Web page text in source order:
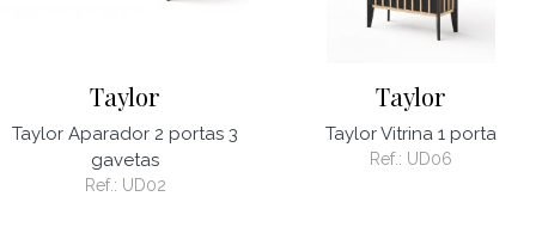
Taylor
Taylor Aparador 2 portas 3
gavetas
Ref.: UD02
Taylor
Taylor Vitrina 1 porta
Ref.: UD06